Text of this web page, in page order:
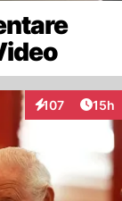
107
Interaktionen
15h